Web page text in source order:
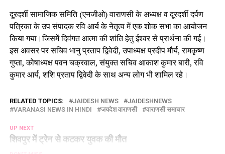
दूरदर्शी सामाजिक समिति (एनजीओ) वाराणसी के अध्यक्ष व दूरदर्शी दर्पण
पत्रिका के उप संपादक रवि आर्य के नेतृत्व में एक शोक सभा का आयोजन
किया गया।जिसमें दिवंगत आत्मा की शांति हेतु ईश्वर से प्रार्थना की गई।
इस अवसर पर सचिव भानु प्रताप द्विवेदी, उपाध्यक्ष प्रदीप मौर्य, रामकृष्ण
गुप्ता, कोषाध्यक्ष पवन चक्रवाल, संयुक्त सचिव आकाश कुमार बारी, रवि
कुमार आर्य, शशि प्रताप द्विवेदी के साथ अन्य लोग भी शामिल रहे।
RELATED TOPICS: JAIDESH NEWS
JAIDESHNEWS
VARANASI NEWS IN HINDI
जयदेश वाराणसी वाराणसी समाचार
UP NEXT
शिवपुर में ट्रेन से कटकर युवक की मौत